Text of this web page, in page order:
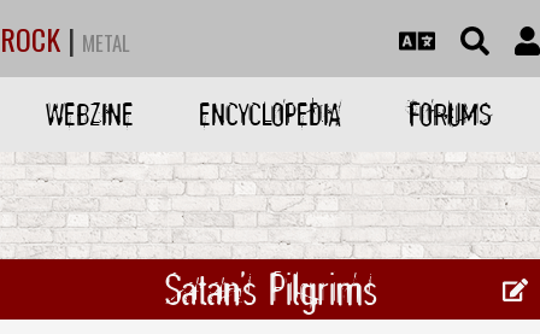
ROCK | METAL
WEBZINE ENCYCLOPEDIA FORUMS
Satan's Pilgrims